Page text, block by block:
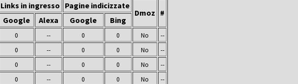
Links in ingresso Pagine indicizzate
Dmoz #
Google Alexa Google Bing
0 -- 0 0 No
--
0 -- 0 0 No
--
0 -- 0 0 No
--
0 -- 0 0 No
--